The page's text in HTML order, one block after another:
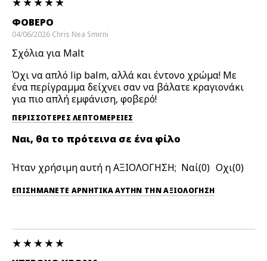
ΦΟΒΕΡΌ
04/06/2026 Chris Nea Smirni
Σχόλια για Malt
Όχι να απλό lip balm, αλλά και έντονο χρώμα! Με
ένα περίγραμμα δείχνει σαν να βάλατε κραγιονάκι
για πιο απλή εμφάνιση, φοβερό!
ΠΕΡΙΣΣΌΤΕΡΕΣ ΛΕΠΤΟΜΈΡΕΙΕΣ
Ναι, θα το πρότεινα σε ένα φίλο
Ήταν χρήσιμη αυτή η ΑΞΙΟΛΟΓΗΣΗ; 0 0
ΕΠΙΣΗΜΆΝΕΤΕ ΑΡΝΗΤΙΚΆ ΑΥΤΉΝ ΤΗΝ ΑΞΙΟΛΟΓΗΣΗ